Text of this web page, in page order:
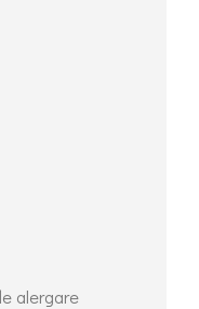
alergare